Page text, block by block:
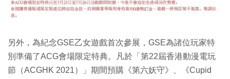
另外，為紀念GSE乙女遊戲首次參展，GSE為諸位玩家特
別準備了ACG會場限定特典。凡於「第22屆香港動漫電玩
節（ACGHK 2021）」期間預購《第六妖守》、《Cupid